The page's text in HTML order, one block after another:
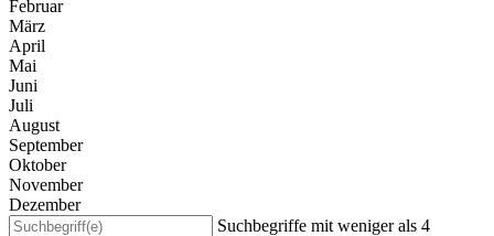
Februar
März
April
Mai
Juni
Juli
August
September
Oktober
November
Dezember
Suchbegriffe mit weniger als 4